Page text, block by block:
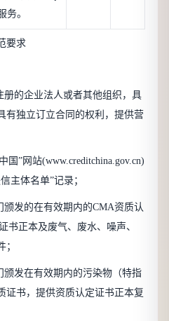
务。
要求
册的企业法人或者其他组织，具
有独立订立合同的权利，提供营
国”网站(www.creditchina.gov.cn)
主体名单”记录；
发的在有效期内的CMA资质认
书正本及废气、废水、噪声、
发在有效期内的污染物（特指
证书，提供资质认定证书正本复